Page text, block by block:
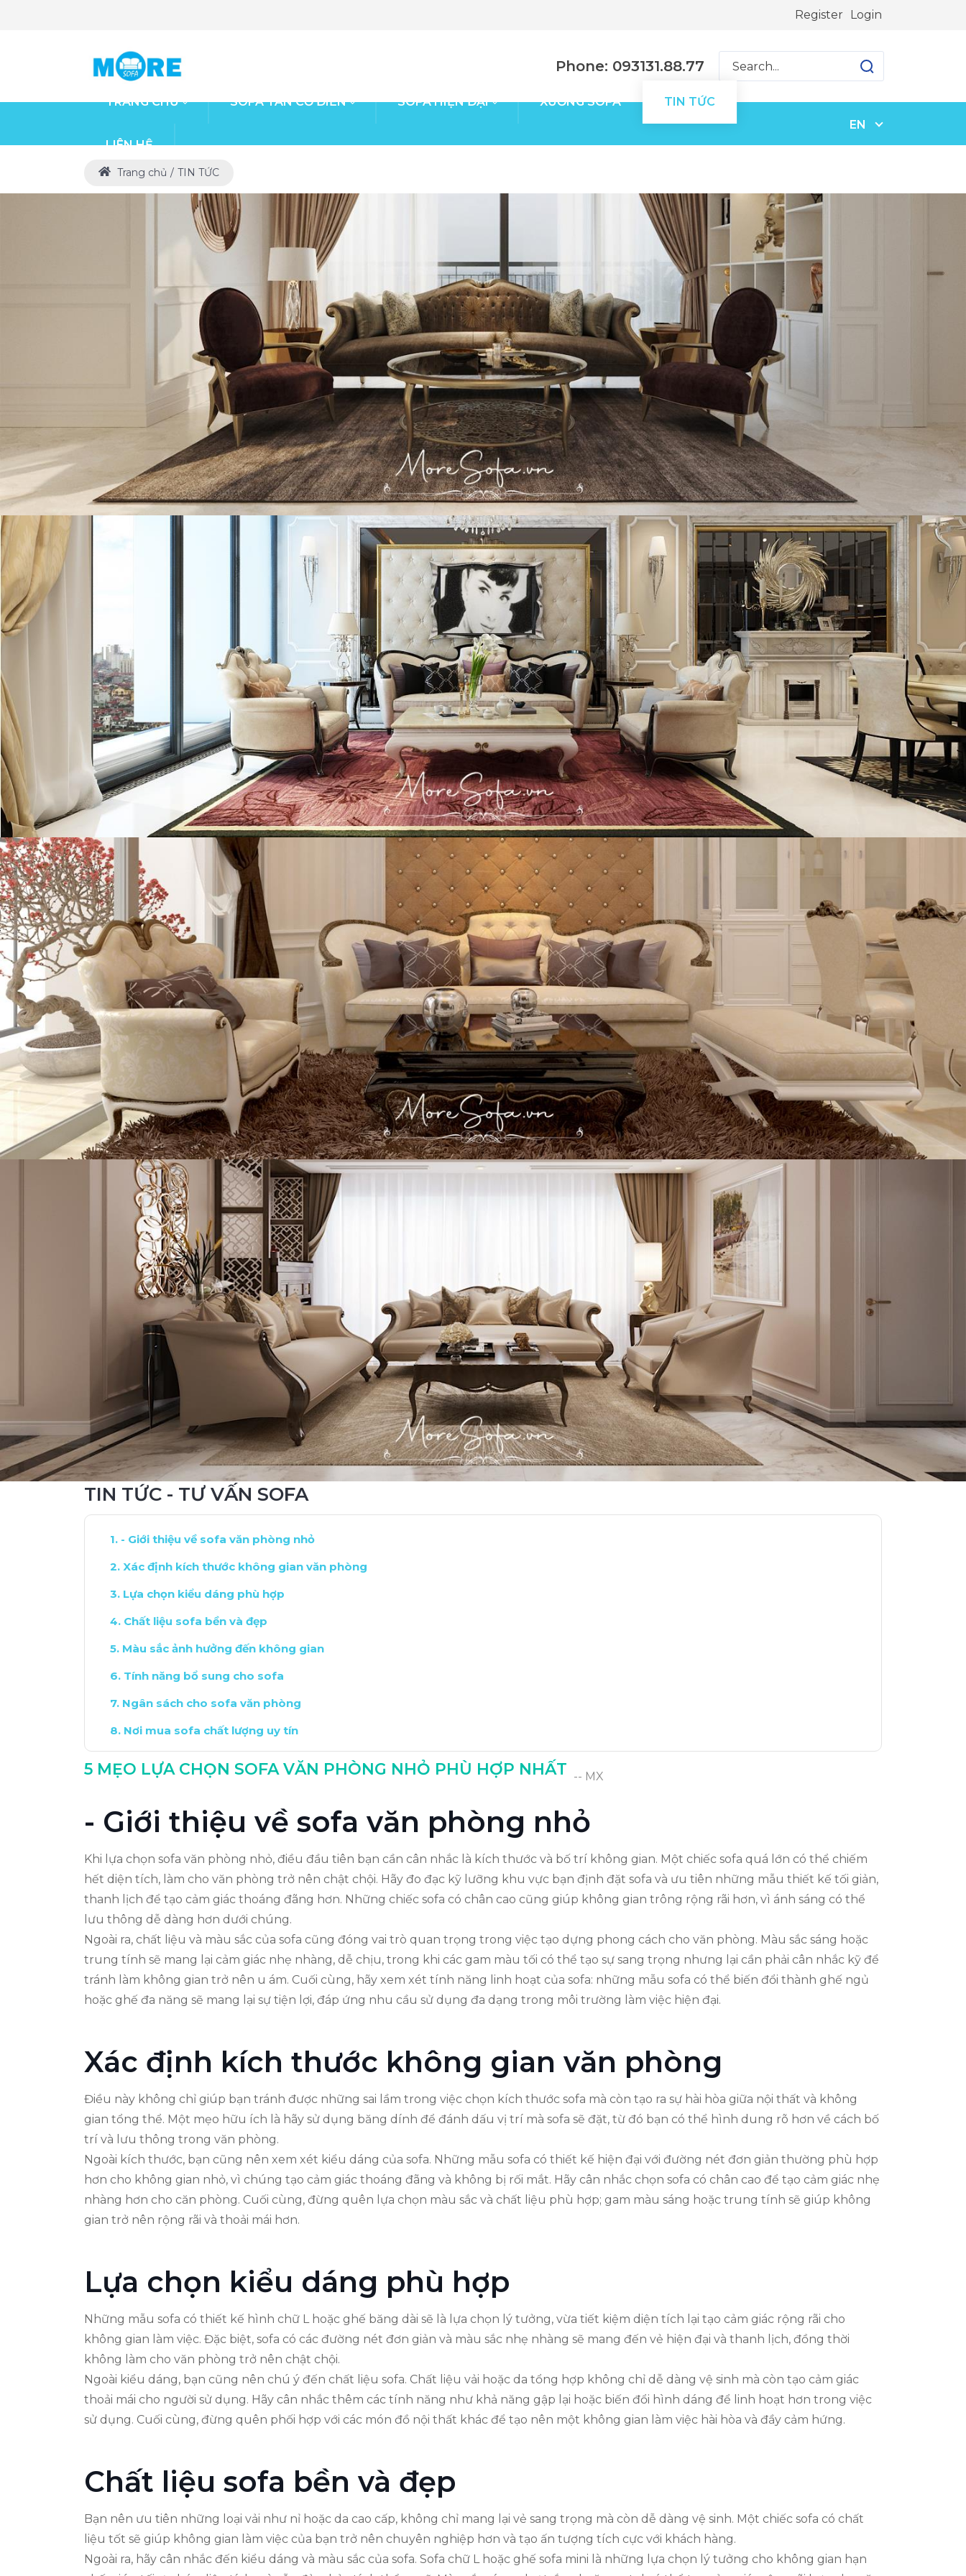
Register Login
Phone: 093131.88.77
TRANG CHỦ SOFA TÂN CỔ ĐIỂN SOFA HIỆN ĐẠI XƯỞNG SOFA TIN TỨC
LIÊN HỆ
EN
Trang chủ TIN TỨC
TIN TỨC - TƯ VẤN SOFA
- Giới thiệu về sofa văn phòng nhỏ
Xác định kích thước không gian văn phòng
Lựa chọn kiểu dáng phù hợp
Chất liệu sofa bền và đẹp
Màu sắc ảnh hưởng đến không gian
Tính năng bổ sung cho sofa
Ngân sách cho sofa văn phòng
Nơi mua sofa chất lượng uy tín
Kết luận và lưu ý khi chọn lựa
5 MẸO LỰA CHỌN SOFA VĂN PHÒNG NHỎ PHÙ HỢP NHẤT -- MX
- Giới thiệu về sofa văn phòng nhỏ
Khi lựa chọn sofa văn phòng nhỏ, điều đầu tiên bạn cần cân nhắc là kích thước và bố trí không gian. Một chiếc sofa quá lớn có thể chiếm
hết diện tích, làm cho văn phòng trở nên chật chội. Hãy đo đạc kỹ lưỡng khu vực bạn định đặt sofa và ưu tiên những mẫu thiết kế tối giản,
thanh lịch để tạo cảm giác thoáng đãng hơn. Những chiếc sofa có chân cao cũng giúp không gian trông rộng rãi hơn, vì ánh sáng có thể
lưu thông dễ dàng hơn dưới chúng.
Ngoài ra, chất liệu và màu sắc của sofa cũng đóng vai trò quan trọng trong việc tạo dựng phong cách cho văn phòng. Màu sắc sáng hoặc
trung tính sẽ mang lại cảm giác nhẹ nhàng, dễ chịu, trong khi các gam màu tối có thể tạo sự sang trọng nhưng lại cần phải cân nhắc kỹ để
tránh làm không gian trở nên u ám. Cuối cùng, hãy xem xét tính năng linh hoạt của sofa: những mẫu sofa có thể biến đổi thành ghế ngủ
hoặc ghế đa năng sẽ mang lại sự tiện lợi, đáp ứng nhu cầu sử dụng đa dạng trong môi trường làm việc hiện đại.
Xác định kích thước không gian văn phòng
Điều này không chỉ giúp bạn tránh được những sai lầm trong việc chọn kích thước sofa mà còn tạo ra sự hài hòa giữa nội thất và không
gian tổng thể. Một mẹo hữu ích là hãy sử dụng băng dính để đánh dấu vị trí mà sofa sẽ đặt, từ đó bạn có thể hình dung rõ hơn về cách bố
trí và lưu thông trong văn phòng.
Ngoài kích thước, bạn cũng nên xem xét kiểu dáng của sofa. Những mẫu sofa có thiết kế hiện đại với đường nét đơn giản thường phù hợp
hơn cho không gian nhỏ, vì chúng tạo cảm giác thoáng đãng và không bị rối mắt. Hãy cân nhắc chọn sofa có chân cao để tạo cảm giác nhẹ
nhàng hơn cho căn phòng. Cuối cùng, đừng quên lựa chọn màu sắc và chất liệu phù hợp; gam màu sáng hoặc trung tính sẽ giúp không
gian trở nên rộng rãi và thoải mái hơn.
Lựa chọn kiểu dáng phù hợp
Những mẫu sofa có thiết kế hình chữ L hoặc ghế băng dài sẽ là lựa chọn lý tưởng, vừa tiết kiệm diện tích lại tạo cảm giác rộng rãi cho
không gian làm việc. Đặc biệt, sofa có các đường nét đơn giản và màu sắc nhẹ nhàng sẽ mang đến vẻ hiện đại và thanh lịch, đồng thời
không làm cho văn phòng trở nên chật chội.
Ngoài kiểu dáng, bạn cũng nên chú ý đến chất liệu sofa. Chất liệu vải hoặc da tổng hợp không chỉ dễ dàng vệ sinh mà còn tạo cảm giác
thoải mái cho người sử dụng. Hãy cân nhắc thêm các tính năng như khả năng gập lại hoặc biến đổi hình dáng để linh hoạt hơn trong việc
sử dụng. Cuối cùng, đừng quên phối hợp với các món đồ nội thất khác để tạo nên một không gian làm việc hài hòa và đầy cảm hứng.
Chất liệu sofa bền và đẹp
Bạn nên ưu tiên những loại vải như nỉ hoặc da cao cấp, không chỉ mang lại vẻ sang trọng mà còn dễ dàng vệ sinh. Một chiếc sofa có chất
liệu tốt sẽ giúp không gian làm việc của bạn trở nên chuyên nghiệp hơn và tạo ấn tượng tích cực với khách hàng.
Ngoài ra, hãy cân nhắc đến kiểu dáng và màu sắc của sofa. Sofa chữ L hoặc ghế sofa mini là những lựa chọn lý tưởng cho không gian hạn